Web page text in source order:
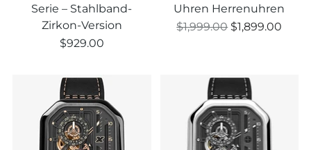
Serie – Stahlband-
Zirkon-Version
$929.00
Uhren Herrenuhren
Regulärer
$1,999.00 $1,899.00